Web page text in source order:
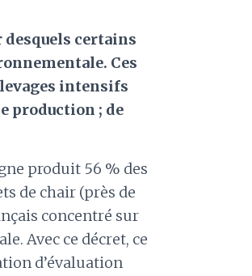
desquels certains
Ces
intensifs
production ; de
produit 56 % des
de chair (près de
concentré sur
Avec ce décret, ce
d’évaluation